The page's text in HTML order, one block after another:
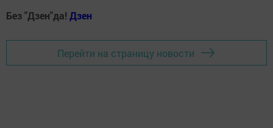
Без "Дзен"да! Дзен
Перейти на страницу новости